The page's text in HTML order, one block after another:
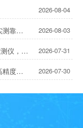
2026-08-04
2026太阳辐射监测仪选购指南与推荐，实测靠谱！ 2026-08-03
灰尘遮板少发15%电？装一台光伏灰尘检测仪，提升发电效率，清洗成本省20% 2026-07-31
超声波气象站十大品牌推荐榜单（2026高精度气象监测TOP10） 2026-07-30